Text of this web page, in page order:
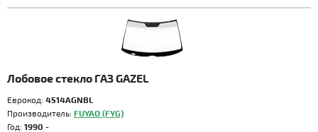
Лобовое стекло ГАЗ GAZEL
Еврокод: 4514AGNBL
Производитель: FUYAO (FYG)
Год: 1990 -